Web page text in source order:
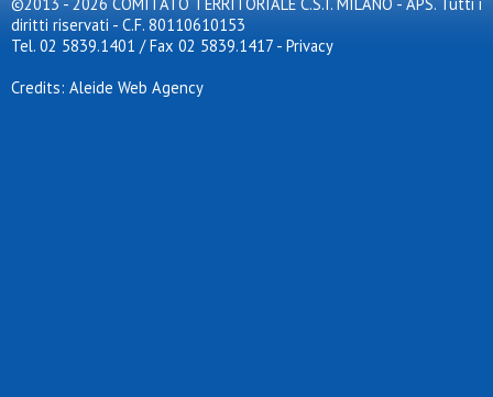
diritti riservati - C.F. 80110610153
Tel. 02 5839.1401 / Fax 02 5839.1417 - Privacy
Credits: Aleide Web Agency